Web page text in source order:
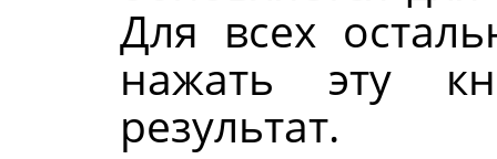
Для всех
нажать эту
результат.